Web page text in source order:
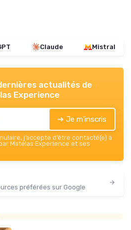
Claude Mistral
actualités de
Experience
➔ Je m'inscris
j’accepte d’être contacté(e) à
Matelas Experience et ses
préférées sur Google